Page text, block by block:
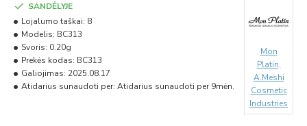
SANDĖLYJE
Lojalumo taškai: 8
Modelis: BC313
Svoris: 0.20g
Prekės kodas: BC313
Galiojimas: 2025.08.17
Atidarius sunaudoti per: Atidarius sunaudoti per 9mėn.
Mon
Platin,
A.Meshi
Cosmetic
Industries